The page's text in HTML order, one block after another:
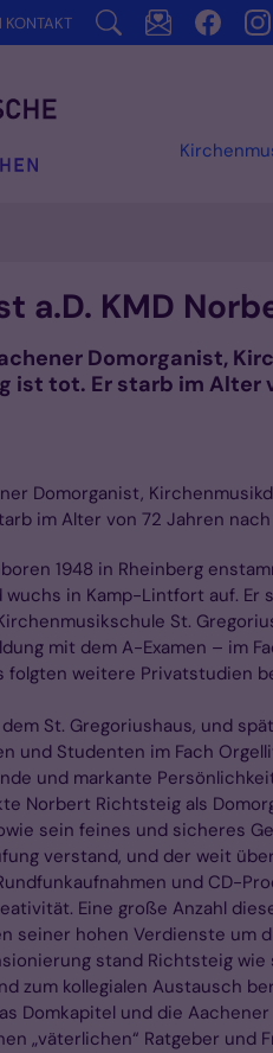
KONTAKT
a.D. KMD
Domorganist,
ist tot. Er starb im Alter
Domorganist,
im Alter von 72 Jahren
1948 in Rheinberg
wuchs in Kamp-Lintfort auf. Er
St.
mit dem A-Examen – im
folgten weitere Privatstudien
St. Gregoriushaus, und
und Studenten im Fach
und markante
Norbert Richtsteig als
sein feines und sicheres
verstand, und der weit
und CD-
Eine große Anzahl
seiner hohen Verdienste um
stand Richtsteig
zum kollegialen Austausch
Domkapitel und die
„väterlichen“ Ratgeber und